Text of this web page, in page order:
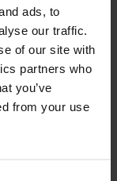
ads, to
our traffic.
of our site with
partners who
you’ve
from your use